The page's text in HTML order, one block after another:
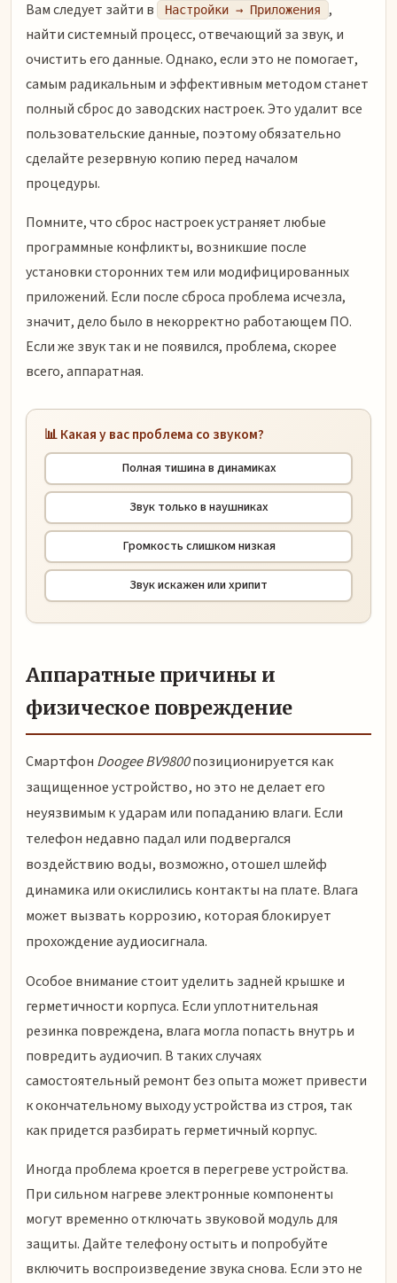
Вам следует зайти в Настройки → Приложения
,
найти системный процесс, отвечающий за звук, и
очистить его данные. Однако, если это не помогает,
самым радикальным и эффективным методом станет
полный сброс до заводских настроек. Это удалит все
пользовательские данные, поэтому обязательно
сделайте резервную копию перед началом
процедуры.
Помните, что сброс настроек устраняет любые
программные конфликты, возникшие после
установки сторонних тем или модифицированных
приложений. Если после сброса проблема исчезла,
значит, дело было в некорректно работающем ПО.
Если же звук так и не появился, проблема, скорее
всего, аппаратная.
📊 Какая у вас проблема со звуком?
Полная тишина в динамиках
Звук только в наушниках
Громкость слишком низкая
Звук искажен или хрипит
Аппаратные причины и
физическое повреждение
Смартфон Doogee BV9800позиционируется как
защищенное устройство, но это не делает его
неуязвимым к ударам или попаданию влаги. Если
телефон недавно падал или подвергался
воздействию воды, возможно, отошел шлейф
динамика или окислились контакты на плате. Влага
может вызвать коррозию, которая блокирует
прохождение аудиосигнала.
Особое внимание стоит уделить задней крышке и
герметичности корпуса. Если уплотнительная
резинка повреждена, влага могла попасть внутрь и
повредить аудиочип. В таких случаях
самостоятельный ремонт без опыта может привести
к окончательному выходу устройства из строя, так
как придется разбирать герметичный корпус.
Иногда проблема кроется в перегреве устройства.
При сильном нагреве электронные компоненты
могут временно отключать звуковой модуль для
защиты. Дайте телефону остыть и попробуйте
включить воспроизведение звука снова. Если это не